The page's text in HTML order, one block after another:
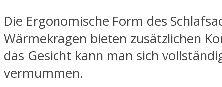
Die Ergonomische Form des
Wärmekragen bieten zusätzlichen
das Gesicht kann man sich
vermummen.